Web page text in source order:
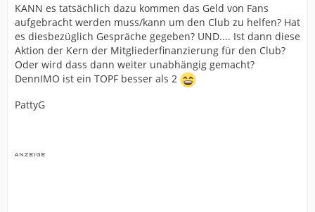
KANN es tatsächlich dazu kommen das Geld von Fans
aufgebracht werden muss/kann um den Club zu helfen? Hat
es diesbezüglich Gespräche gegeben? UND.... Ist dann diese
Aktion der Kern der Mitgliederfinanzierung für den Club?
Oder wird dass dann weiter unabhängig gemacht?
DennIMO ist ein TOPF besser als 2
PattyG